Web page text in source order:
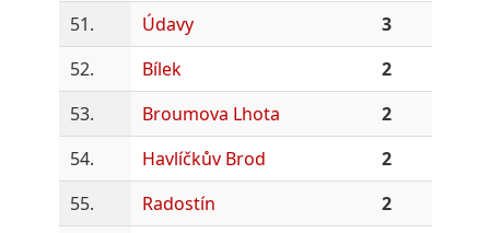
51.
Údavy
3
52.
Bílek
2
53.
Broumova Lhota
2
54.
Havlíčkův Brod
2
55.
Radostín
2